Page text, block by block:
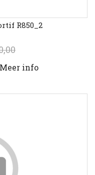
R850_2
info